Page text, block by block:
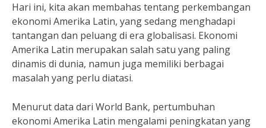
Hari ini, kita akan membahas tentang perkembangan
ekonomi Amerika Latin, yang sedang menghadapi
tantangan dan peluang di era globalisasi. Ekonomi
Amerika Latin merupakan salah satu yang paling
dinamis di dunia, namun juga memiliki berbagai
masalah yang perlu diatasi.
Menurut data dari World Bank, pertumbuhan
ekonomi Amerika Latin mengalami peningkatan yang